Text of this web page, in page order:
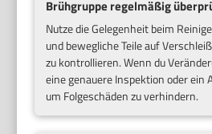
Brühgruppe regelmäßig
Nutze die Gelegenheit beim
und bewegliche Teile auf
zu kontrollieren. Wenn du
eine genauere Inspektion oder ein
um Folgeschäden zu verhindern.